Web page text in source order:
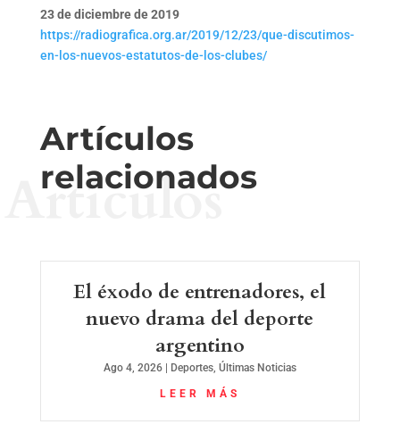
23 de diciembre de 2019
https://radiografica.org.ar/2019/12/23/que-discutimos-
en-los-nuevos-estatutos-de-los-clubes/
Artículos
relacionados
Artículos
El éxodo de entrenadores, el
nuevo drama del deporte
argentino
Ago 4, 2026| Deportes, Últimas Noticias
LEER MÁS